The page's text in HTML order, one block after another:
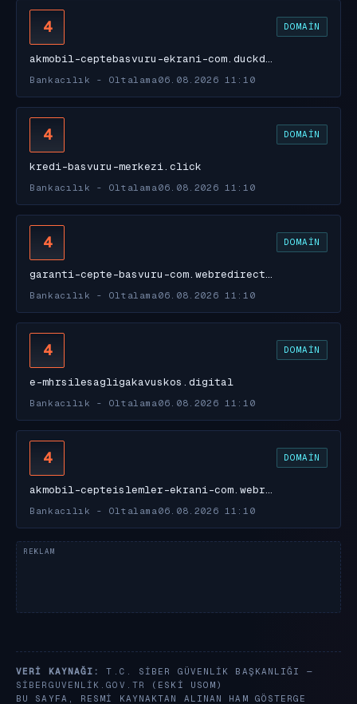
4 DOMAIN
akmobil-ceptebasvuru-ekrani-com.duckd…
Bankacılık - Oltalama 06.08.2026 11:10
4 DOMAIN
kredi-basvuru-merkezi.click
Bankacılık - Oltalama 06.08.2026 11:10
4 DOMAIN
garanti-cepte-basvuru-com.webredirect…
Bankacılık - Oltalama 06.08.2026 11:10
4 DOMAIN
e-mhrsilesagligakavuskos.digital
Bankacılık - Oltalama 06.08.2026 11:10
4 DOMAIN
akmobil-cepteislemler-ekrani-com.webr…
Bankacılık - Oltalama 06.08.2026 11:10
VERI KAYNAĞI:
T.C. SIBER GÜVENLIK BAŞKANLIĞI —
SIBERGUVENLIK.GOV.TR
(ESKI USOM)
BU SAYFA, RESMI KAYNAKTAN ALINAN HAM GÖSTERGE